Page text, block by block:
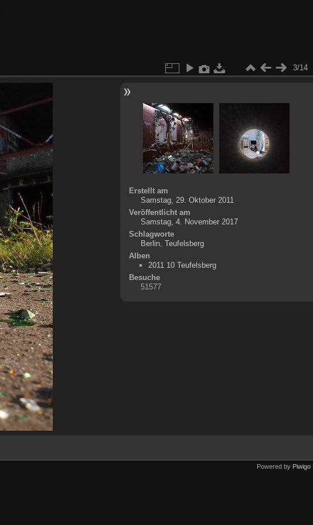
3/14
Erstellt am
Samstag, 29. Oktober 2011
Veröffentlicht am
Samstag, 4. November 2017
Schlagworte
Berlin, Teufelsberg
Alben
2011 10 Teufelsberg
Besuche
51577
Powered by Piwigo